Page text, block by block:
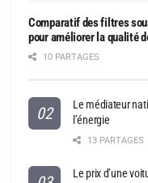
Comparatif des filtres
pour améliorer la qualité
10 PARTAGES
Le médiateur
l’énergie
13 PARTAGES
Le prix d’une